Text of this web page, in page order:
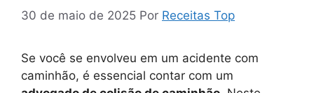
30 de maio de 2025 Por Receitas Top
Se você se envolveu em um acidente com
caminhão, é essencial contar com um